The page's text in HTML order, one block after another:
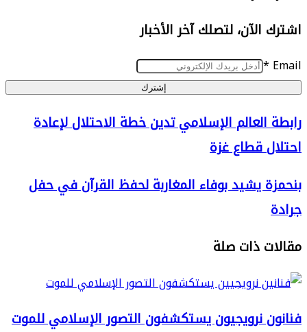
لتصلك آخر الأخبار
الإسلامي تدين خطة الاحتلال لإعادة
قطاع غزة
يشيد بوفاء المغاربة لحفظ القرآن في حفل
ذات صلة
نرويجيون يستكشفون التصور الإسلامي للموت